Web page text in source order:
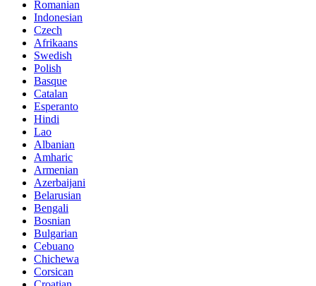
Romanian
Indonesian
Czech
Afrikaans
Swedish
Polish
Basque
Catalan
Esperanto
Hindi
Lao
Albanian
Amharic
Armenian
Azerbaijani
Belarusian
Bengali
Bosnian
Bulgarian
Cebuano
Chichewa
Corsican